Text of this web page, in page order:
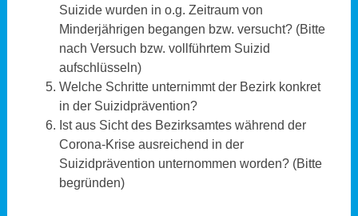
Suizide wurden in o.g. Zeitraum von
Minderjährigen begangen bzw. versucht? (Bitte
nach Versuch bzw. vollführtem Suizid
aufschlüsseln)
Welche Schritte unternimmt der Bezirk konkret
in der Suizidprävention?
Ist aus Sicht des Bezirksamtes während der
Corona-Krise ausreichend in der
Suizidprävention unternommen worden? (Bitte
begründen)